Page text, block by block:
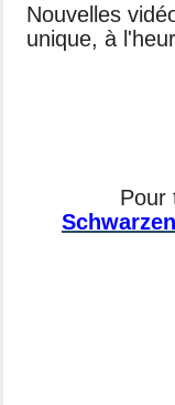
Nouvelles
unique, à
Pour